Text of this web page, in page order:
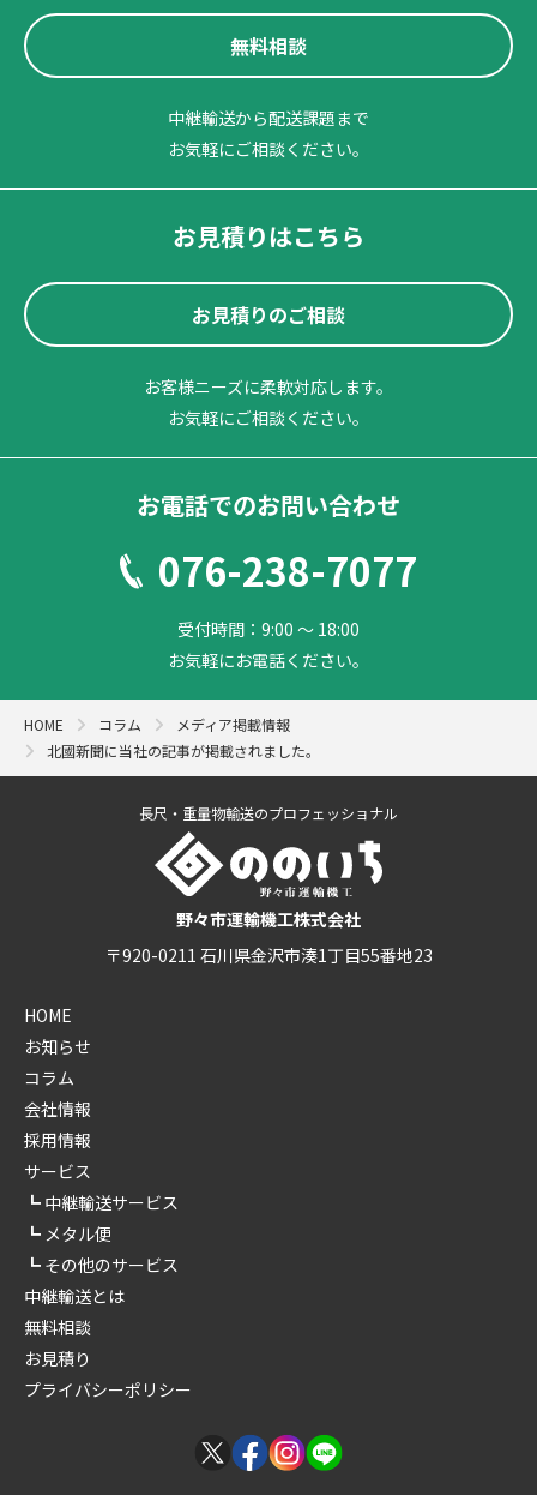
無料相談
中継輸送から配送課題まで
お気軽にご相談ください。
お見積りはこちら
お見積りのご相談
お客様ニーズに柔軟対応します。
お気軽にご相談ください。
お電話でのお問い合わせ
076-238-7077
受付時間：9:00 ～ 18:00
お気軽にお電話ください。
HOME コラム
メディア掲載情報
北國新聞に当社の記事が掲載されました。
長尺・重量物輸送のプロフェッショナル
野々市運輸機工株式会社
〒920-0211 石川県金沢市湊1丁目55番地23
HOME
お知らせ
コラム
会社情報
採用情報
サービス
中継輸送サービス
メタル便
その他のサービス
中継輸送とは
無料相談
お見積り
プライバシーポリシー